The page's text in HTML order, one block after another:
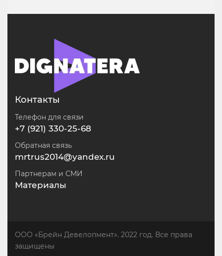
Контакты
Телефон для связи
+7 (921) 330-25-68
Обратная связь
mrtrus2014@yandex.ru
Партнерам и СМИ
Материалы
ООО «Брейн Девелопмент». 2022 год. Все права
защищены